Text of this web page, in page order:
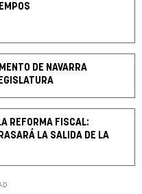
DE NAVARRA
REFORMA FISCAL:
LA SALIDA DE LA